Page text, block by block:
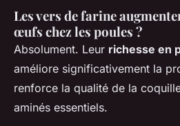
Les vers de farine
œufs chez les poules ?
Absolument. Leur richesse en
améliore significativement la
renforce la qualité de la
aminés essentiels.